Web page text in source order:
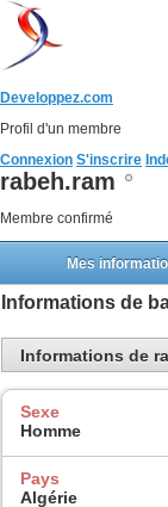
Developpez.com
Profil d'un membre
Connexion S'inscrire
rabeh.ram
Membre confirmé
Mes
Informations de
Informations de
Sexe
Homme
Pays
Algérie